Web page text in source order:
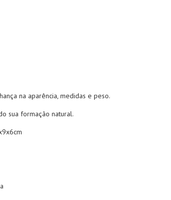
na aparência, medidas e peso.
sua formação natural.